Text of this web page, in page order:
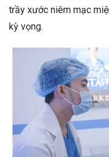
trầy xước niêm mạc
kỳ vọng.